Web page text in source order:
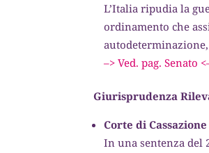
L’Italia ripudia la
ordinamento che
autodeterminazione,
–> Ved. pag. Senato
Giurisprudenza
Corte di
In una sentenza del